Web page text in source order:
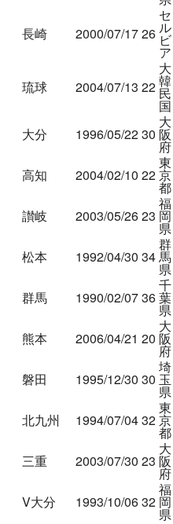
長崎 2000/07/1726
セ
ル
ビ
ア
琉球 2004/07/13 22
大
韓
民
国
大分 1996/05/2230
大
阪
府
高知 2004/02/10 22
東
京
都
讃岐 2003/05/2623
福
岡
県
松本 1992/04/30 34
群
馬
県
群馬 1990/02/0736
千
葉
県
熊本 2006/04/21 20
大
阪
府
磐田 1995/12/30 30
埼
玉
県
北九州 1994/07/0432
東
京
都
三重 2003/07/30 23
大
阪
府
V大分 1993/10/0632
福
岡
県